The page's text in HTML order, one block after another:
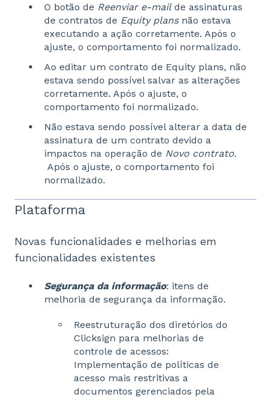
O botão de Reenviar e-mail de assinaturas
de contratos de Equity plans não estava
executando a ação corretamente. Após o
ajuste, o comportamento foi normalizado.
Ao editar um contrato de Equity plans, não
estava sendo possível salvar as alterações
corretamente. Após o ajuste, o
comportamento foi normalizado.
Não estava sendo possível alterar a data de
assinatura de um contrato devido a
impactos na operação de Novo contrato.
Após o ajuste, o comportamento foi
normalizado.
Plataforma
Novas funcionalidades e melhorias em
funcionalidades existentes
Segurança da informação: itens de
melhoria de segurança da informação.
Reestruturação dos diretórios do
Clicksign para melhorias de
controle de acessos:
Implementação de políticas de
acesso mais restritivas a
documentos gerenciados pela